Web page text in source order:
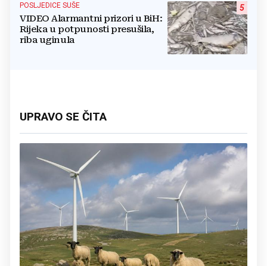
5
POSLJEDICE SUŠE
VIDEO Alarmantni prizori u BiH:
Rijeka u potpunosti presušila,
riba uginula
UPRAVO SE ČITA